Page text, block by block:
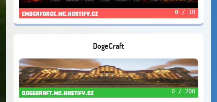
emberforge.mc.hostify.cz 0 / 10
DogeCraft
dogecraft.mc.hostify.cz 0 / 200